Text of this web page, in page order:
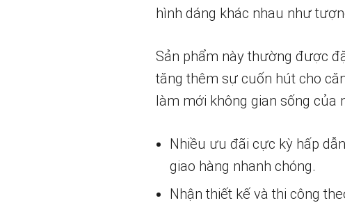
hình dáng khác nhau như
Sản phẩm này thường được
tăng thêm sự cuốn hút cho
làm mới không gian sống của
Nhiều ưu đãi cực kỳ hấp
giao hàng nhanh chóng.
Nhận thiết kế và thi công